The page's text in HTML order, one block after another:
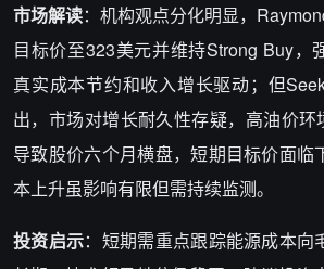
市场解读：机构观点分化明显，
目标价至323美元并维持Strong Buy，
真实成本节约和收入增长驱动；但
出，市场对增长耐久性存疑，高油价环
导致股价六个月横盘，短期目标价面临
本上升虽影响有限但需持续监测。
投资启示：短期需重点跟踪能源成本向